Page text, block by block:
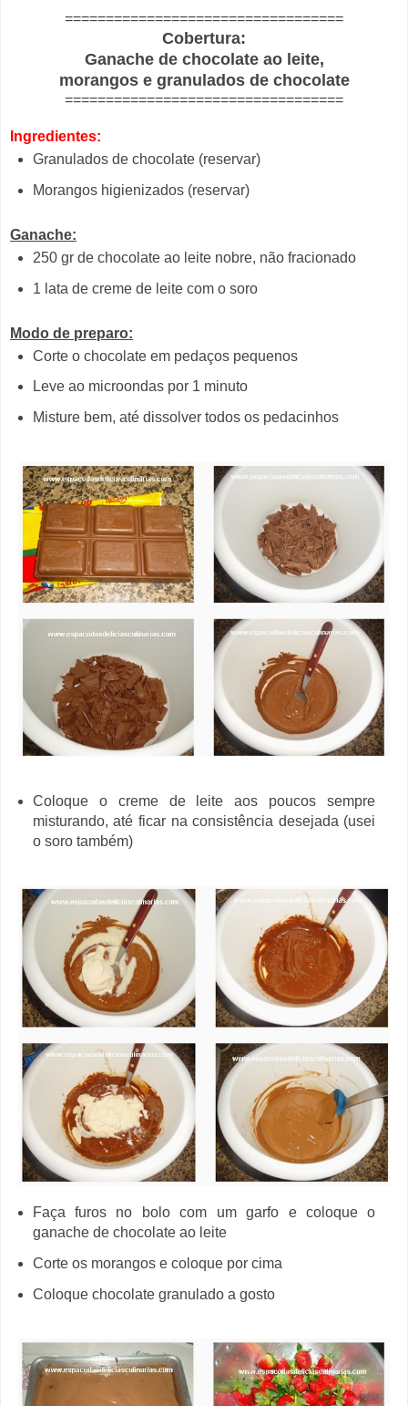
==================================
Cobertura:
Ganache de chocolate ao leite,
morangos e granulados de chocolate
==================================
Ingredientes:
Granulados de chocolate (reservar)
Morangos higienizados (reservar)
Ganache:
250 gr de chocolate ao leite nobre, não fracionado
1 lata de creme de leite com o soro
Modo de preparo:
Corte o chocolate em pedaços pequenos
Leve ao microondas por 1 minuto
Misture bem, até dissolver todos os pedacinhos
Coloque o creme de leite aos poucos sempre
misturando, até ficar na consistência desejada (usei
o soro também)
Faça furos no bolo com um garfo e coloque o
ganache de chocolate ao leite
Corte os morangos e coloque por cima
Coloque chocolate granulado a gosto